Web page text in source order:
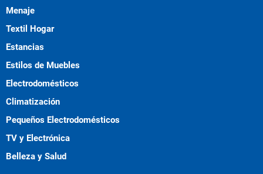
Menaje
Textil Hogar
Estancias
Estilos de Muebles
Electrodomésticos
Climatización
Pequeños Electrodomésticos
TV y Electrónica
Belleza y Salud